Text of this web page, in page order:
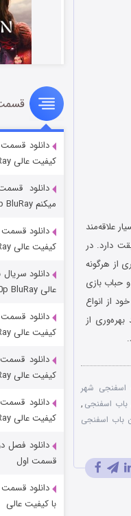
علاقه‌مند
دارد. در
از هرگونه
حباب بازی
از انواع
از
اسفنجی شهر
باب اسفنجی ,
باب اسفنجی
قسمت2 (زیرنویس)
مردگان
شکست
قسمت 7 (زیرنویس)
دانلود
کیفیت عالی BluRay
دانلود
میکنم 1080p BluRay
دانلود
کیفیت عالی BluRay
دانلود
عالی 1080p BluRay
دانلود
کیفیت عالی BluRay
دانلود
کیفیت عالی BluRay
دانلود
کیفیت عالی BluRay
دانلود فصل
قسمت اول
دانلود
با کیفیت عالی